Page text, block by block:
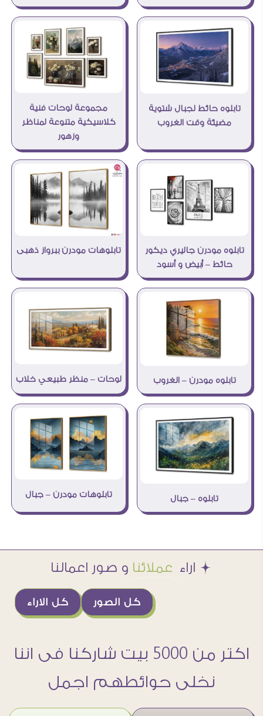
تابلوه حائط لجبال شتوية
مضيئة وقت الغروب
مجموعة لوحات فنية
كلاسيكية متنوعة لمناظر
وزهور
تابلوه مودرن جاليري ديكور
حائط – أبيض و أسود
تابلوهات مودرن ببرواز ذهبى
تابلوه مودرن – الغروب لوحات – منظر طبيعي خلاب
تابلوه – جبال تابلوهات مودرن – جبال
Æ اراء عملائنا و صور اعمالنا
كل الاراء كل الصور
اكتر من 5000 بيت شاركنا فى اننا
نخلى حوائطهم اجمل